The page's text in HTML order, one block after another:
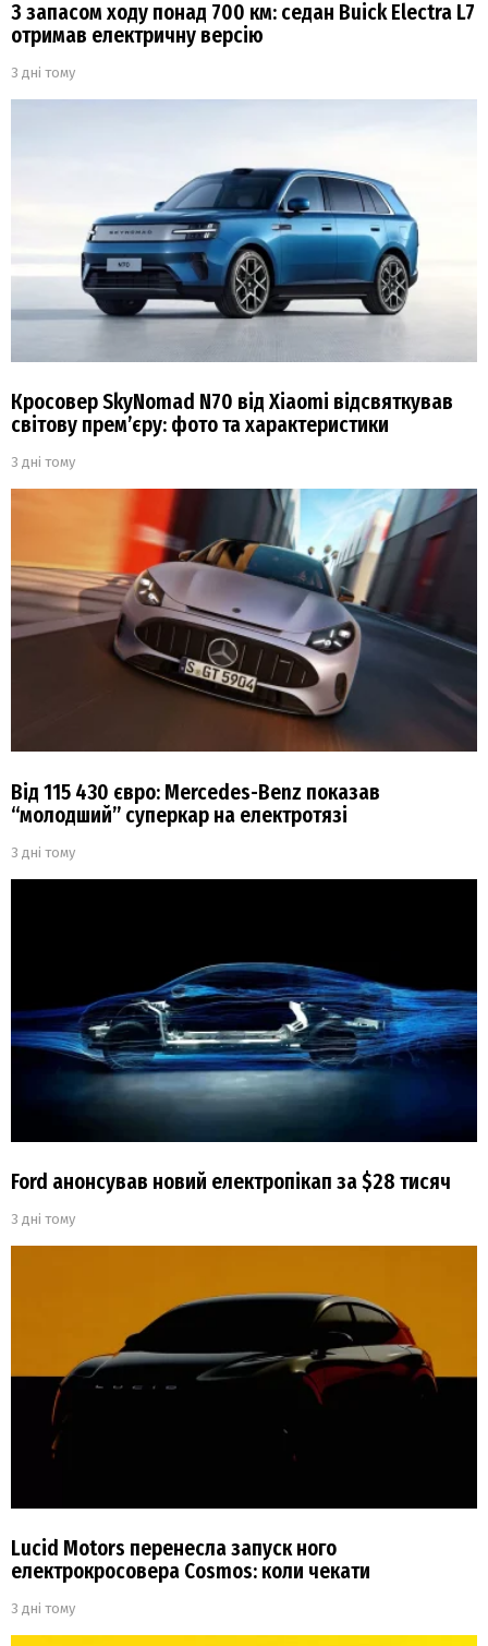
З запасом ходу понад 700 км: седан Buick Electra L7
отримав електричну версію
3 дні тому
Кросовер SkyNomad N70 від Xiaomi відсвяткував
світову прем’єру: фото та характеристики
3 дні тому
Від 115 430 євро: Mercedes-Benz показав
“молодший” суперкар на електротязі
3 дні тому
Ford анонсував новий електропікап за $28 тисяч
3 дні тому
Lucid Motors перенесла запуск ного
електрокросовера Cosmos: коли чекати
3 дні тому